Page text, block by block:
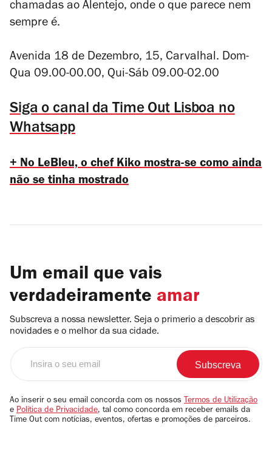
chamadas ao Alentejo, onde o que parece nem
sempre é.
Avenida 18 de Dezembro, 15, Carvalhal. Dom-
Qua 09.00-00.00, Qui-Sáb 09.00-02.00
Siga o canal da Time Out Lisboa no
Whatsapp
+ No LeBleu, o chef Kiko mostra-se como ainda
não se tinha mostrado
Um email que vais
verdadeiramente amar
Subscreva a nossa newsletter. Seja o primerio a descobrir as
novidades e o melhor da sua cidade.
email
Ao inserir o seu email concorda com os nossos Termos de Utilização
e Política de Privacidade, tal como concorda em receber emails da
Time Out com notícias, eventos, ofertas e promoções de parceiros.